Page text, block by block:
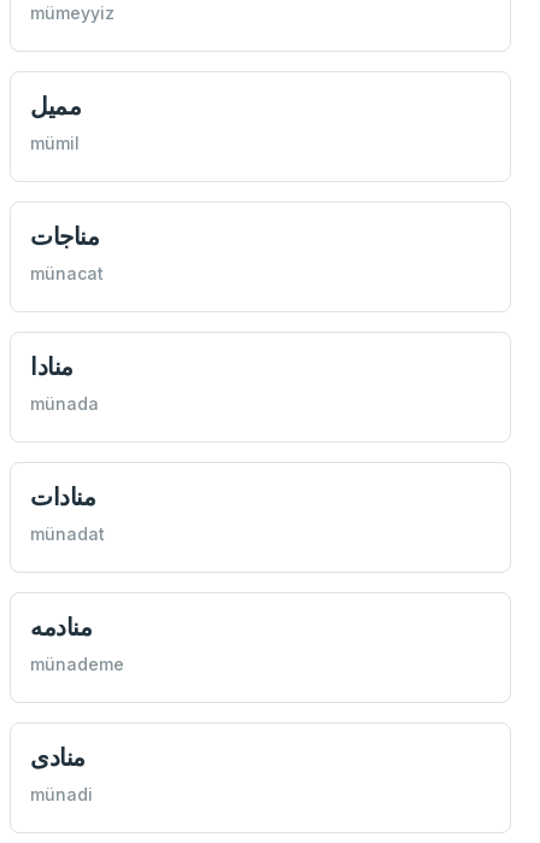
mümeyyiz
مميل
mümil
مناجات
münacat
منادا
münada
منادات
münadat
منادمه
münademe
منادی
münadi